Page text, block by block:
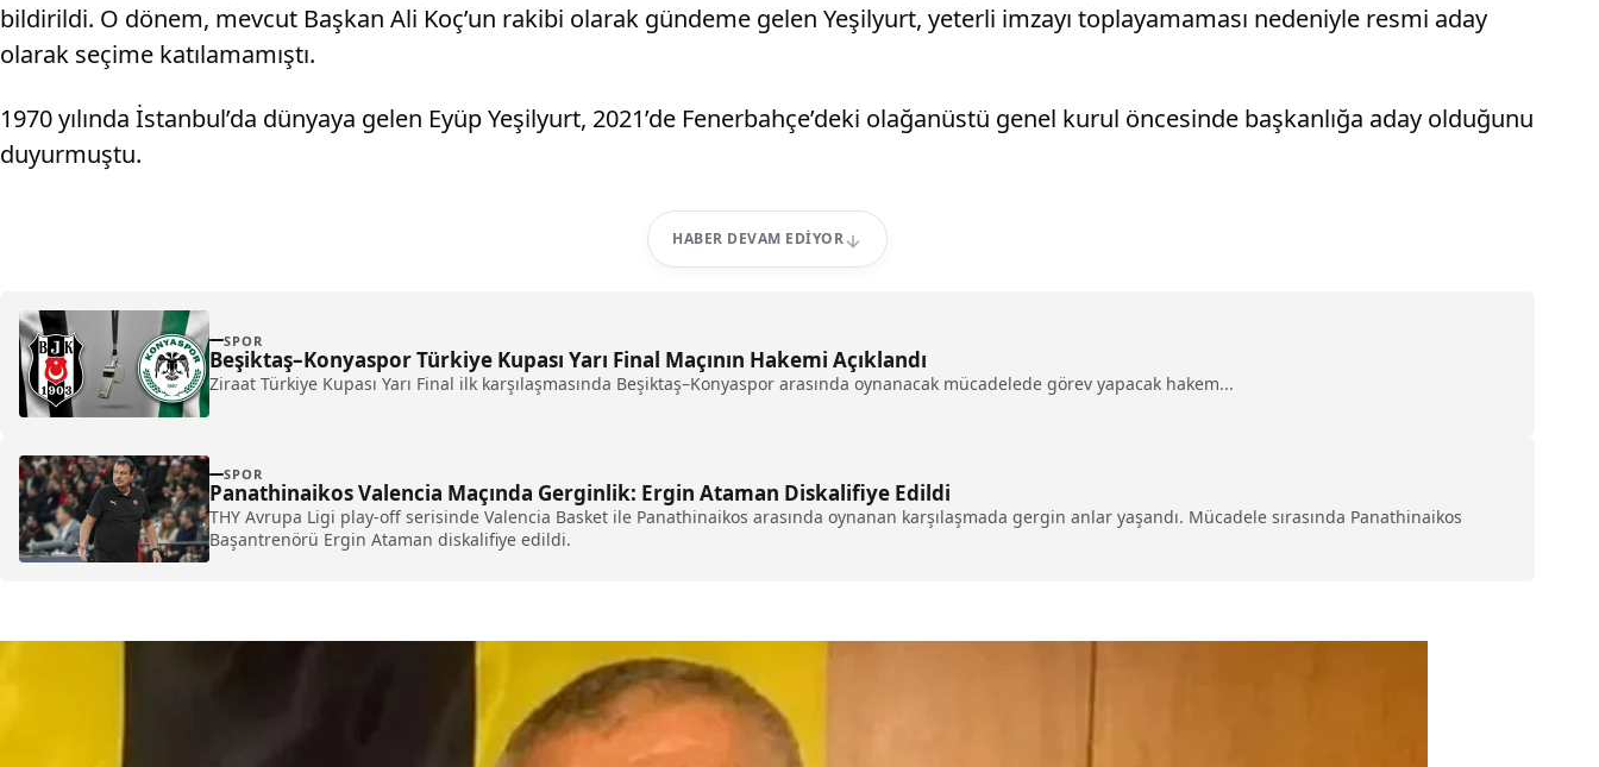
bildirildi. O dönem, mevcut Başkan Ali Koç’un rakibi olarak gündeme gelen Yeşilyurt, yeterli imzayı toplayamaması nedeniyle resmi aday
olarak seçime katılamamıştı.
1970 yılında İstanbul’da dünyaya gelen Eyüp Yeşilyurt, 2021’de Fenerbahçe’deki olağanüstü genel kurul öncesinde başkanlığa aday olduğunu
duyurmuştu.
HABER DEVAM EDIYOR
SPOR
Beşiktaş–Konyaspor Türkiye Kupası Yarı Final Maçının Hakemi Açıklandı
Ziraat Türkiye Kupası Yarı Final ilk karşılaşmasında Beşiktaş–Konyaspor arasında oynanacak mücadelede görev yapacak hakem...
SPOR
Panathinaikos Valencia Maçında Gerginlik: Ergin Ataman Diskalifiye Edildi
THY Avrupa Ligi play-off serisinde Valencia Basket ile Panathinaikos arasında oynanan karşılaşmada gergin anlar yaşandı. Mücadele sırasında Panathinaikos
Başantrenörü Ergin Ataman diskalifiye edildi.